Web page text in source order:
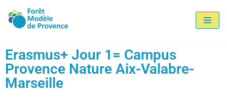
Aller
contenu
Erasmus+ Jour 1= Campus
Provence Nature Aix-Valabre-
Marseille